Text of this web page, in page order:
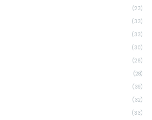
(23)
(33)
(33)
(30)
(26)
(28)
(39)
(32)
(33)